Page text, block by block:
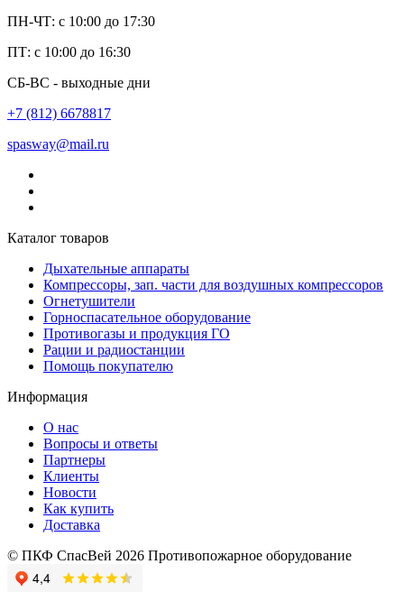
ПН-ЧТ: с 10:00 до 17:30
ПТ: с 10:00 до 16:30
СБ-ВС - выходные дни
+7 (812) 6678817
spasway@mail.ru
Каталог товаров
Дыхательные аппараты
Компрессоры, зап. части для воздушных компрессоров
Огнетушители
Горноспасательное оборудование
Противогазы и продукция ГО
Рации и радиостанции
Помощь покупателю
Информация
О нас
Вопросы и ответы
Партнеры
Клиенты
Новости
Как купить
Доставка
© ПКФ СпасВей 2026 Противопожарное оборудование